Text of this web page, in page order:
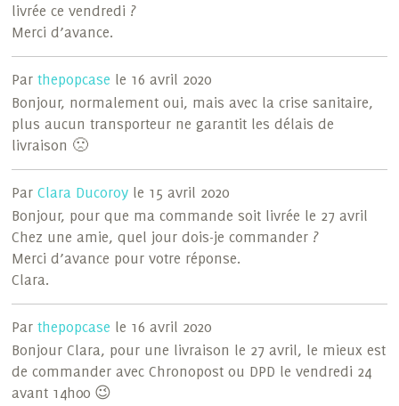
livrée ce vendredi ?
Merci d’avance.
Parthepopcase le 16 avril 2020
Bonjour, normalement oui, mais avec la crise sanitaire,
plus aucun transporteur ne garantit les délais de
livraison 🙁
ParClara Ducoroy le 15 avril 2020
Bonjour, pour que ma commande soit livrée le 27 avril
Chez une amie, quel jour dois-je commander ?
Merci d’avance pour votre réponse.
Clara.
Parthepopcase le 16 avril 2020
Bonjour Clara, pour une livraison le 27 avril, le mieux est
de commander avec Chronopost ou DPD le vendredi 24
avant 14h00 😉